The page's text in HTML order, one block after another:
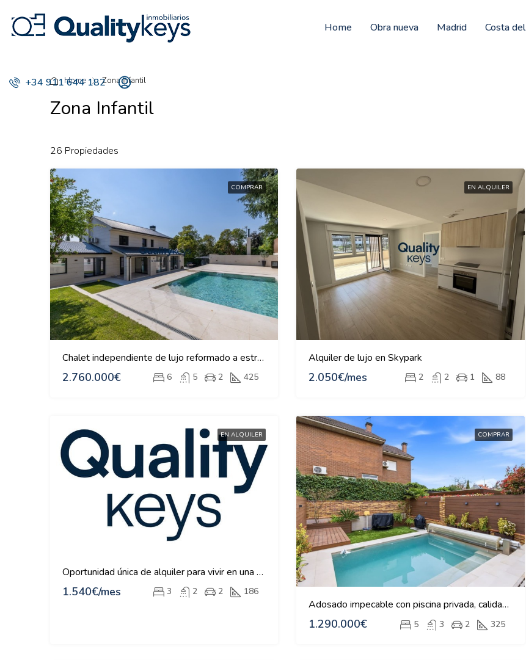
Home Obra nueva Madrid Costa
+34 911 644 182
Home Zona Infantil
Zona Infantil
26 Propiedades
COMPRAR
Chalet independiente de lujo reformado a estrenar en Monteclaro
2.760.000€ 6 5 2 425
EN ALQUILER
Alquiler de lujo en Skypark
2.050€/mes 2 2 1 88
EN ALQUILER
Oportunidad única de alquiler para vivir en una de las zonas más exclusivas de Valdebebas
1.540€/mes 3 2 2 186
COMPRAR
Adosado impecable con piscina privada, calidades
1.290.000€ 5 3 2 325